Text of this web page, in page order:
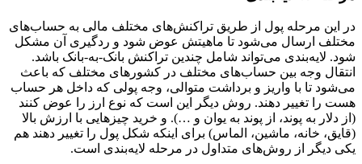
در این مرحله پول از طریق تراکنش‌های مختلف مالی به حساب‌های
مختلف ارسال می‌شود تا ماهیتش عوض شود و ردگیری آن مشکل
شود. لایه‌بندی می‌تواند شامل چندین تراکنش بانک-به-بانک باشد.
انتقال وجه بین حساب‌های مختلف در کشورهای مختلف که باعث
می‌شود تا با واریز و برداشت متوالی، وجه پولی که داخل هر حساب
هست را تغییر دهند. روش دیگر این‌ است که نوع ارز را عوض کنند
(از دلار به پوند، از پوند به یوان و …). و خرید چیزهایی با ارزش بالا
(قایق، خانه، ماشین، الماس) برای اینکه شکل پول را تغییر دهند هم
یکی دیگر از روش‌های متداول در مرحله لایه‌بندی است.